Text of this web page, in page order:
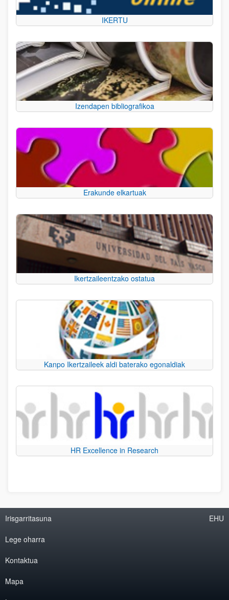
IKERTU
Izendapen bibliografikoa
Erakunde elkartuak
Ikertzaileentzako ostatua
Kanpo Ikertzaileek aldi baterako egonaldiak
HR Excellence in Research
Irisgarritasuna
Lege oharra
Kontaktua
Mapa
EHU